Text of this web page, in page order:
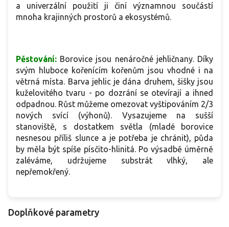
a univerzální použití ji činí významnou součástí
mnoha krajinných prostorů a ekosystémů.
Pěstování: Borovice jsou nenáročné jehličnany. Díky
svým hluboce kořenícím kořenům jsou vhodné i na
větrná místa. Barva jehlic je dána druhem, šišky jsou
kuželovitého tvaru - po dozrání se otevírají a ihned
odpadnou. Růst můžeme omezovat vyštipováním 2/3
nových svící (výhonů). Vysazujeme na sušší
stanoviště, s dostatkem světla (mladé borovice
nesnesou příliš slunce a je potřeba je chránit), půda
by měla být spíše písčito-hlinitá. Po výsadbě úměrně
zaléváme, udržujeme substrát vlhký, ale
nepřemokřený.
Doplňkové parametry